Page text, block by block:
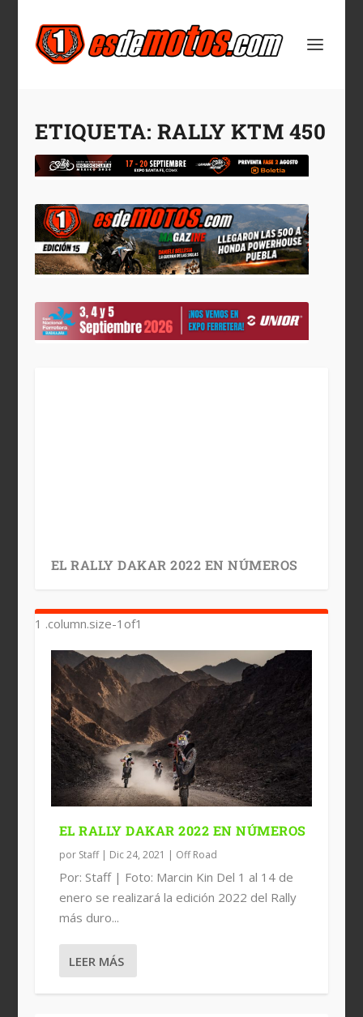
ETIQUETA: RALLY KTM 450
EL RALLY DAKAR 2022 EN NÚMEROS
EL RALLY DAKAR 2022 EN NÚMEROS
por Staff| Dic 24, 2021 | Off Road
Por: Staff | Foto: Marcin Kin Del 1 al 14 de
enero se realizará la edición 2022 del Rally
más duro...
LEER MÁS